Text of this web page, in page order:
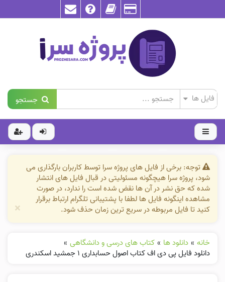
جستجو
توجه: برخی از فایل های پروژه سرا توسط کاربران بارگذاری می
شود، پروژه سرا هیچگونه مسئولیتی در قبال فایل های انتشار
شده که حق نشر در آن ها نقض شده است را ندارد، در صورت
مشاهده اینگونه فایل ها لطفا با پشتیبانی تلگرام ارتباط برقرار
کنید تا فایل مربوطه در سریع ترین زمان حذف شود.
×
خانه » دانلود ها » کتاب های درسی و دانشگاهی »
دانلود فایل پی دی اف کتاب اصول حسابداری ۱ جمشید اسکندری